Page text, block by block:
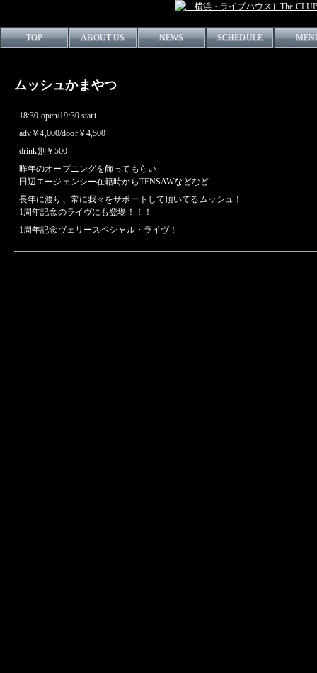
TOP ABOUT US NEWS SCHEDULE
ムッシュかまやつ
18:30 open/19:30 start
adv￥4,000/door￥4,500
drink別￥500
昨年のオープニングを飾ってもらい
田辺エージェンシー在籍時からTENSAWなどなど
長年に渡り、常に我々をサポートして頂いてるムッシュ！
1周年記念のライヴにも登場！！！
1周年記念ヴェリースペシャル・ライヴ！